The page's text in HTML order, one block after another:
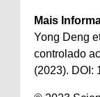
Mais
Yong Deng
controlado
(2023). DOI: